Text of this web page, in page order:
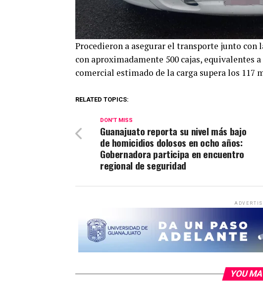
Procedieron a asegurar el transporte junto con
con aproximadamente 500 cajas, equivalentes
comercial estimado de la carga supera los 117
RELATED TOPICS:
DON'T MISS
Guanajuato reporta su nivel más bajo
de homicidios dolosos en ocho años:
Gobernadora participa en encuentro
regional de seguridad
YOU